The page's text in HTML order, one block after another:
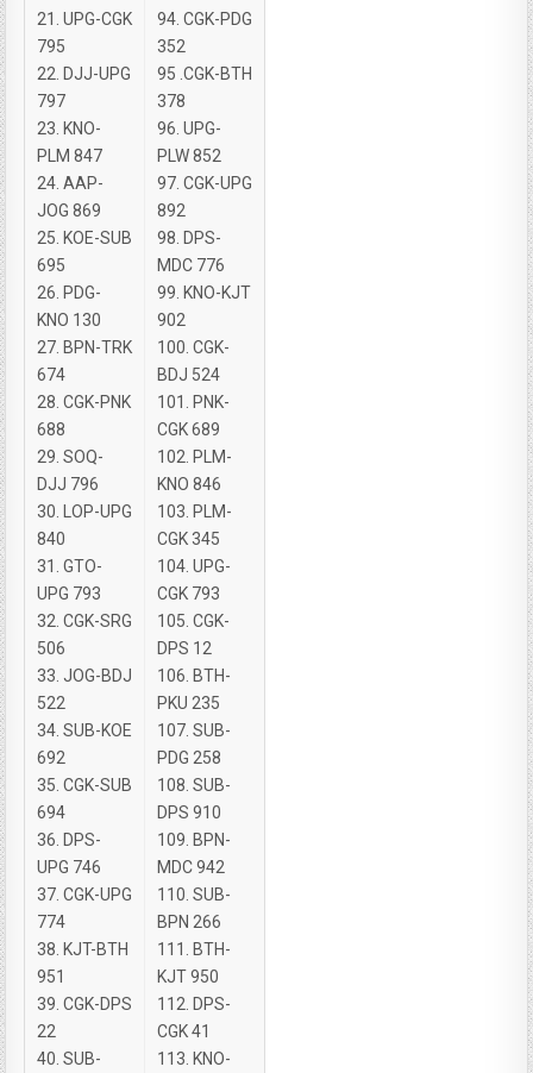
21. UPG-CGK
795
22. DJJ-UPG
797
23. KNO-
PLM 847
24. AAP-
JOG 869
25. KOE-SUB
695
26. PDG-
KNO 130
27. BPN-TRK
674
28. CGK-PNK
688
29. SOQ-
DJJ 796
30. LOP-UPG
840
31. GTO-
UPG 793
32. CGK-SRG
506
33. JOG-BDJ
522
34. SUB-KOE
692
35. CGK-SUB
694
36. DPS-
UPG 746
37. CGK-UPG
774
38. KJT-BTH
951
39. CGK-DPS
22
40. SUB-
94. CGK-PDG
352
95 .CGK-BTH
378
96. UPG-
PLW 852
97. CGK-UPG
892
98. DPS-
MDC 776
99. KNO-KJT
902
100. CGK-
BDJ 524
101. PNK-
CGK 689
102. PLM-
KNO 846
103. PLM-
CGK 345
104. UPG-
CGK 793
105. CGK-
DPS 12
106. BTH-
PKU 235
107. SUB-
PDG 258
108. SUB-
DPS 910
109. BPN-
MDC 942
110. SUB-
BPN 266
111. BTH-
KJT 950
112. DPS-
CGK 41
113. KNO-